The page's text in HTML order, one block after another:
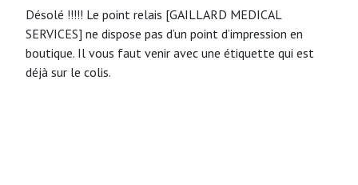
Désolé !!!!! Le point relais [GAILLARD MEDICAL
SERVICES] ne dispose pas d’un point d’impression en
boutique. Il vous faut venir avec une étiquette qui est
déjà sur le colis.